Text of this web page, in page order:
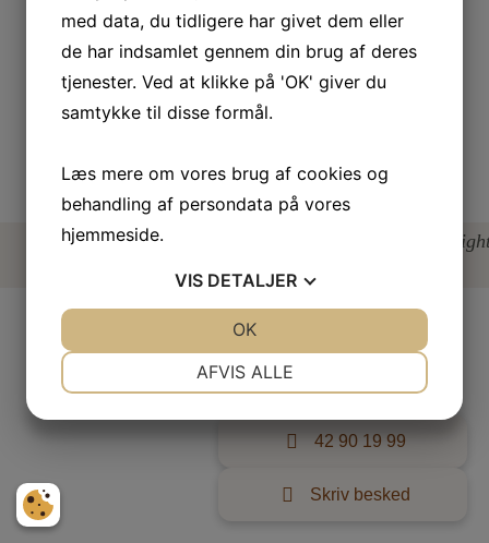
42 90 19 99
Skriv besked
Trine@eventbyen.dk
med data, du tidligere har givet dem eller
de har indsamlet gennem din brug af deres
tjenester. Ved at klikke på 'OK' giver du
samtykke til disse formål.
Læs mere om vores brug af cookies og
behandling af persondata på vores
hjemmeside.
VIS DETALJER
PRÆFERENCER
STATISTIK
AFVIS ALLE
OK